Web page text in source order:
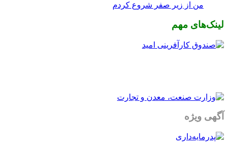
من از زیر صفر شروع کردم
لینک‌های مهم
آگهی ویژه